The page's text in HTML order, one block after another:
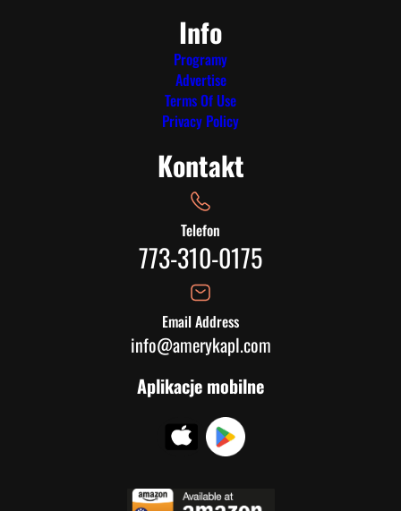
Info
Programy
Advertise
Terms Of Use
Privacy Policy
Kontakt
Telefon
773-310-0175
Email Address
info@amerykapl.com
Aplikacje mobilne